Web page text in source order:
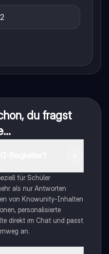
du fragst
für Schüler
als nur Antworten
von Knowunity-Inhalten
personalisierte
direkt im Chat und passt
an.